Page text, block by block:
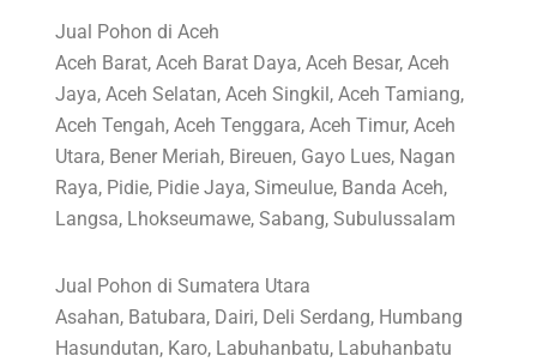
Jual Pohon di Aceh
Aceh Barat, Aceh Barat Daya, Aceh Besar, Aceh
Jaya, Aceh Selatan, Aceh Singkil, Aceh Tamiang,
Aceh Tengah, Aceh Tenggara, Aceh Timur, Aceh
Utara, Bener Meriah, Bireuen, Gayo Lues, Nagan
Raya, Pidie, Pidie Jaya, Simeulue, Banda Aceh,
Langsa, Lhokseumawe, Sabang, Subulussalam
Jual Pohon di Sumatera Utara
Asahan, Batubara, Dairi, Deli Serdang, Humbang
Hasundutan, Karo, Labuhanbatu, Labuhanbatu